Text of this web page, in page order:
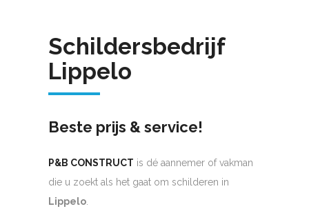
Schildersbedrijf
Lippelo
Beste prijs & service!
P&B CONSTRUCT is dé aannemer of vakman
die u zoekt als het gaat om schilderen in
Lippelo.